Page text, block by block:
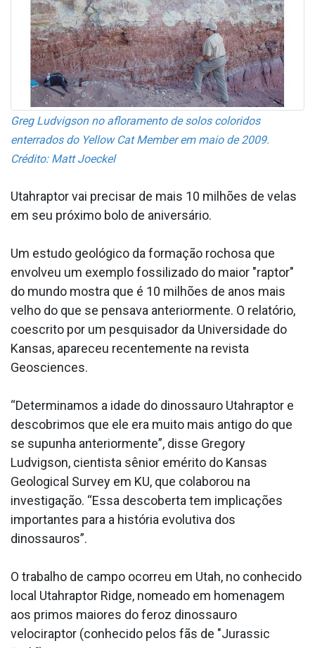
Greg Ludvigson no afloramento de solos coloridos
enterrados do Yellow Cat Member em maio de 2009.
Crédito: Matt Joeckel
Utahraptor vai precisar de mais 10 milhões de velas
em seu próximo bolo de aniversário.
Um estudo geológico da formação rochosa que
envolveu um exemplo fossilizado do maior "raptor"
do mundo mostra que é 10 milhões de anos mais
velho do que se pensava anteriormente. O relatório,
coescrito por um pesquisador da Universidade do
Kansas, apareceu recentemente na revista
Geosciences.
“Determinamos a idade do dinossauro Utahraptor e
descobrimos que ele era muito mais antigo do que
se supunha anteriormente”, disse Gregory
Ludvigson, cientista sênior emérito do Kansas
Geological Survey em KU, que colaborou na
investigação. “Essa descoberta tem implicações
importantes para a história evolutiva dos
dinossauros”.
O trabalho de campo ocorreu em Utah, no conhecido
local Utahraptor Ridge, nomeado em homenagem
aos primos maiores do feroz dinossauro
velociraptor (conhecido pelos fãs de "Jurassic